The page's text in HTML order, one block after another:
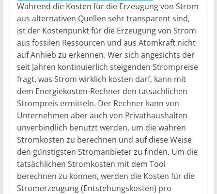
Während die Kosten für die Erzeugung von Strom
aus alternativen Quellen sehr transparent sind,
ist der Kostenpunkt für die Erzeugung von Strom
aus fossilen Ressourcen und aus Atomkraft nicht
auf Anhieb zu erkennen. Wer sich angesichts der
seit Jahren kontinuierlich steigenden Strompreise
fragt, was Strom wirklich kosten darf, kann mit
dem Energiekosten-Rechner den tatsächlichen
Strompreis ermitteln. Der Rechner kann von
Unternehmen aber auch von Privathaushalten
unverbindlich benutzt werden, um die wahren
Stromkosten zu berechnen und auf diese Weise
den günstigsten Stromanbieter zu finden. Um die
tatsächlichen Stromkosten mit dem Tool
berechnen zu können, werden die Kosten für die
Stromerzeugung (Entstehungskosten) pro